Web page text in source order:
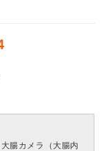
腸カメラ（大腸内